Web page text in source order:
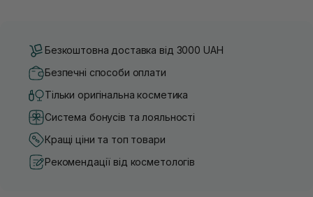
Безкоштовна доставка від 3000 UAH
Безпечні способи оплати
Тільки оригінальна косметика
Система бонусів та лояльності
Кращі ціни та топ товари
Рекомендації від косметологів